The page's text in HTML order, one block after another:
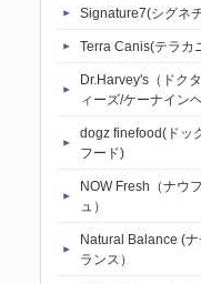
Signature7(シグネ
Terra Canis(テラカ
Dr.Harvey's（ドク
ィーズ/ケーナインヘ
dogz finefood(ドッ
フード)
NOW Fresh（ナウ
ュ）
Natural Balance (
ランス）